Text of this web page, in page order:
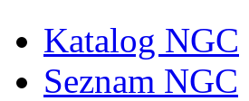
Katalog NGC
Seznam NGC